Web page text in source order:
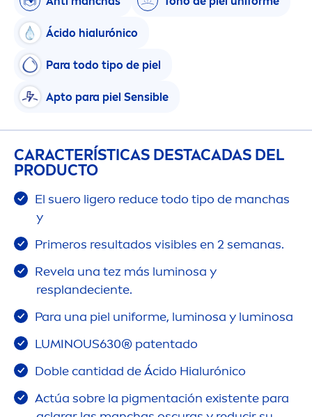
Ácido hialurónico
Para todo tipo de piel
Apto para piel Sensible
CARACTERÍSTICAS DESTACADAS DEL
PRODUCTO
El suero ligero reduce todo tipo de manchas
y
Primeros resultados visibles en 2 semanas.
Revela una tez más luminosa y
resplandeciente.
Para una piel uniforme, luminosa y luminosa
LUMINOUS630® patentado
Doble cantidad de Ácido Hialurónico
Actúa sobre la pigmentación existente para